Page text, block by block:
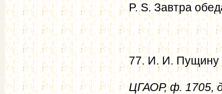
P. S. Завтра
77. И. И. Пущину
ЦГАОР, ф. 1705,